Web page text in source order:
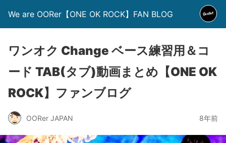
We are OORer【ONE OK ROCK】FAN BLOG
ワンオク Change ベース練習用＆コ
ード TAB(タブ)動画まとめ【ONE OK
ROCK】ファンブログ
OORer JAPAN 8年前